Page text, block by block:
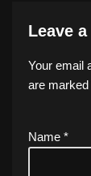
Leave
Your email
are marked
Name *